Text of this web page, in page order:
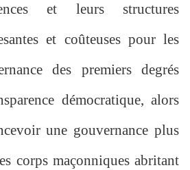
et leurs structures
et coûteuses pour les
des premiers degrés
démocratique, alors
une gouvernance plus
corps maçonniques abritant